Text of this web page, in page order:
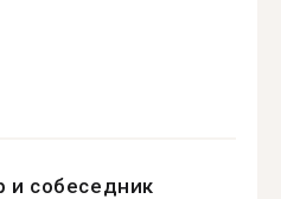
и собеседник